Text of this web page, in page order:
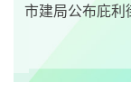
市建局公布庇利